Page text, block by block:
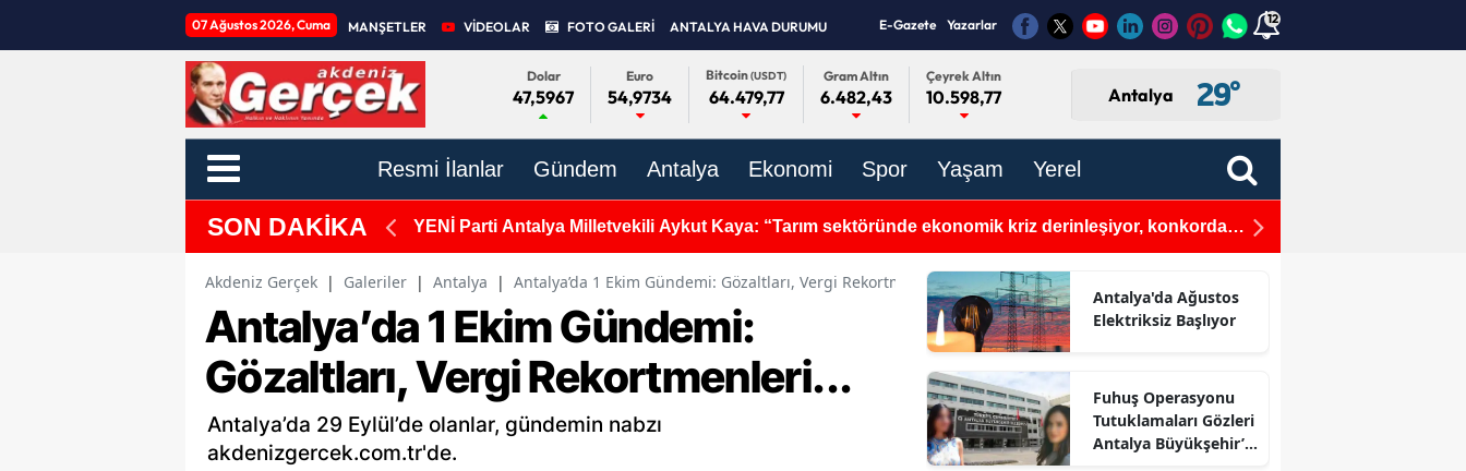
07 Ağustos 2026, Cuma MANŞETLER VİDEOLAR FOTO GALERİ ANTALYA HAVA DURUMU E-Gazete Yazarlar 12
Dolar
47,5967
Euro
54,9734
Bitcoin(USDT)
64.479,77
Gram Altın
6.482,43
Çeyrek Altın
10.598,77 Antalya 29°
Resmi İlanlar Gündem Antalya Ekonomi Spor Yaşam Yerel
SON DAKİKA
8-9 Ağustos Programı Açıklandı
YENİ Parti Antalya Milletvekili Aykut Kaya: “Tarım sektöründe ekonomik kriz derinleşiyor, konkordato Mersin'de 3.5
Akdeniz Gerçek | Galeriler | Antalya | Antalya’da 1 Ekim Gündemi: Gözaltları, Vergi Rekortmenleri...
Antalya’da 1 Ekim Gündemi:
Gözaltları, Vergi Rekortmenleri...
Antalya’da 29 Eylül’de olanlar, gündemin nabzı
akdenizgercek.com.tr'de.
Antalya'da Ağustos
Elektriksiz Başlıyor
Fuhuş Operasyonu
Tutuklamaları Gözleri
Antalya Büyükşehir’e